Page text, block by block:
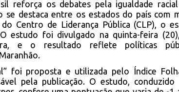
reforça os debates pela igualdade
se destaca entre os estados do país com
Centro de Liderança Pública (CLP), o
estudo foi divulgado na quinta-feira
e o resultado reflete políticas
foi proposta e utilizada pelo Índice
pela publicação. O estudo, conduzido